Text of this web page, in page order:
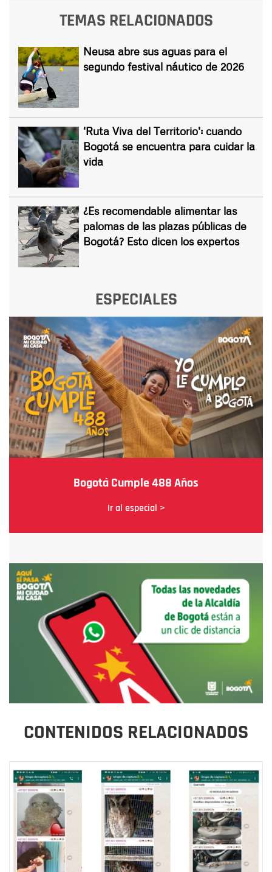
TEMAS RELACIONADOS
Neusa abre sus aguas para el
segundo festival náutico de 2026
'Ruta Viva del Territorio': cuando
Bogotá se encuentra para cuidar la
vida
¿Es recomendable alimentar las
palomas de las plazas públicas de
Bogotá? Esto dicen los expertos
ESPECIALES
Bogotá Cumple 488 Años
Ir al especial >
CONTENIDOS RELACIONADOS